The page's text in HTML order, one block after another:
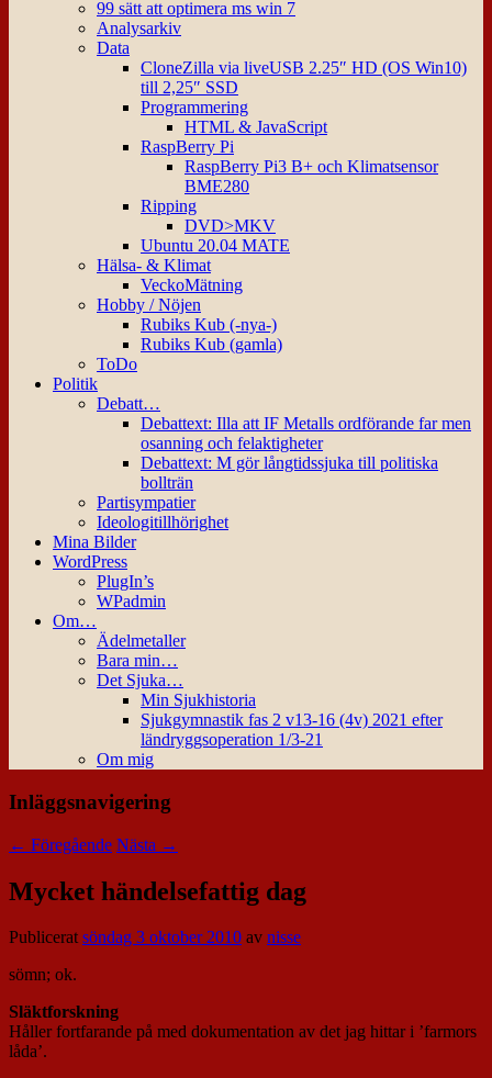
99 sätt att optimera ms win 7
Analysarkiv
Data
CloneZilla via liveUSB 2.25″ HD (OS Win10)
till 2,25″ SSD
Programmering
HTML & JavaScript
RaspBerry Pi
RaspBerry Pi3 B+ och Klimatsensor
BME280
Ripping
DVD>MKV
Ubuntu 20.04 MATE
Hälsa- & Klimat
VeckoMätning
Hobby / Nöjen
Rubiks Kub (-nya-)
Rubiks Kub (gamla)
ToDo
Politik
Debatt…
Debattext: Illa att IF Metalls ordförande far men
osanning och felaktigheter
Debattext: M gör långtidssjuka till politiska
bollträn
Partisympatier
Ideologitillhörighet
Mina Bilder
WordPress
PlugIn’s
WPadmin
Om…
Ädelmetaller
Bara min…
Det Sjuka…
Min Sjukhistoria
Sjukgymnastik fas 2 v13-16 (4v) 2021 efter
ländryggsoperation 1/3-21
Om mig
Inläggsnavigering
← Föregående Nästa →
Mycket händelsefattig dag
Publiceratsöndag 3 oktober 2010 av nisse
sömn; ok.
Släktforskning
Håller fortfarande på med dokumentation av det jag hittar i ’farmors
låda’.